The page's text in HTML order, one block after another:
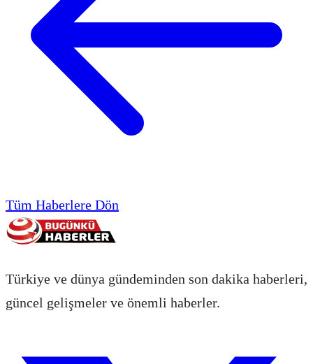
Tüm Haberlere Dön
Türkiye ve dünya gündeminden son dakika haberleri,
güncel gelişmeler ve önemli haberler.